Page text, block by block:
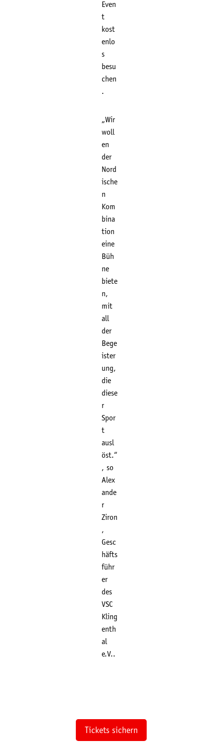
Even
t
kost
enlo
s
besu
chen
.
„Wir
woll
en
der
Nord
ische
n
Kom
bina
tion
eine
Büh
ne
biete
n,
mit
all
der
Bege
ister
ung,
die
diese
r
Spor
t
ausl
öst.“
, so
Alex
ande
r
Ziron
,
Gesc
häfts
führ
er
des
VSC
Kling
enth
al
e.V..
Tickets sichern